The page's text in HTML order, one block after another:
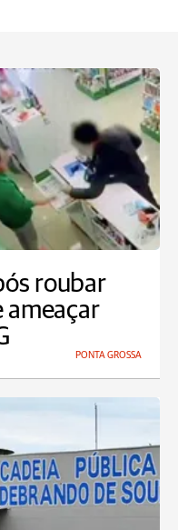
roubar
ameaçar
PONTA GROSSA